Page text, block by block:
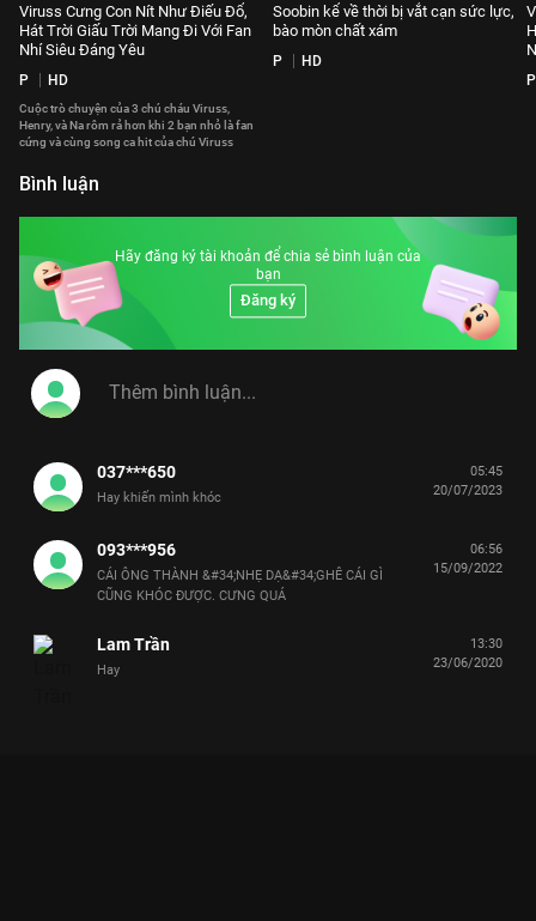
Viruss Cưng Con Nít Như Điếu Đổ,
Hát Trời Giấu Trời Mang Đi Với Fan
Nhí Siêu Đáng Yêu
P HD
Cuộc trò chuyện của 3 chú cháu Viruss,
Henry, và Na rôm rả hơn khi 2 bạn nhỏ là fan
cứng và cùng song ca hit của chú Viruss
Soobin kể về thời bị vắt cạn sức lực,
bào mòn chất xám
P HD
P
Bình luận
Hãy đăng ký tài khoản để chia sẻ bình luận của
bạn
Đăng ký
037***650
Hay khiến mình khóc
05:45
20/07/2023
093***956
CÁI ÔNG THÀNH &#34;NHẸ DẠ&#34;GHÊ CÁI GÌ
CŨNG KHÓC ĐƯỢC. CƯNG QUÁ
06:56
15/09/2022
Lam Trần
Hay
13:30
23/06/2020